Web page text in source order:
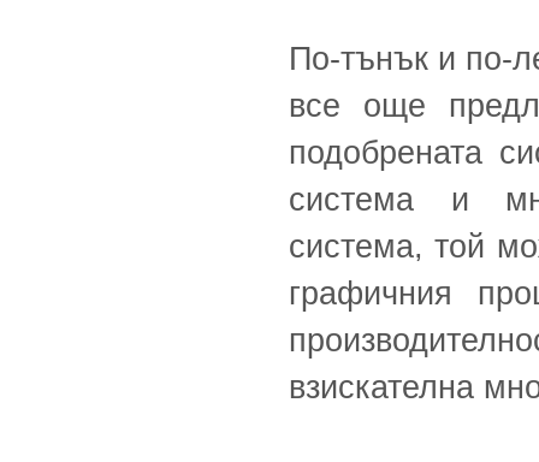
По-тънък и по-
все още
подобрената
система и
система, той
графичния
взискателна